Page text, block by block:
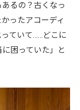
あるの？古くなっ
ったアコーディ
ていて……どこに
困っていた」と